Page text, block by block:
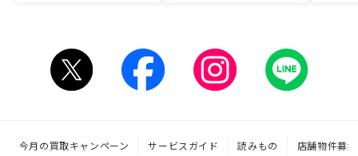
今月の買取キャンペーン サービスガイド 読みもの 店舗物件募集